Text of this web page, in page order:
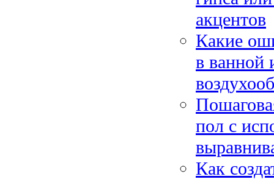
акцентов
Какие
в ванной
пол с
Как